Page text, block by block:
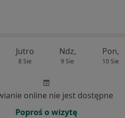
Jutro
8 Sie
Ndz,
9 Sie
Pon,
10 Sie
online nie jest dostępne
Poproś o wizytę